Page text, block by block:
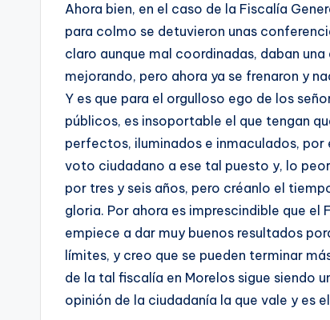
Ahora bien, en el caso de la Fiscalía
para colmo se detuvieron unas
claro aunque mal coordinadas, daban
mejorando, pero ahora ya se frenaron y
Y es que para el orgulloso ego de los
públicos, es insoportable el que tengan
perfectos, iluminados e inmaculados,
voto ciudadano a ese tal puesto y, lo
por tres y seis años, pero créanlo el
gloria. Por ahora es imprescindible que el
empiece a dar muy buenos resultados
límites, y creo que se pueden terminar
de la tal fiscalía en Morelos sigue siendo
opinión de la ciudadanía la que vale y es